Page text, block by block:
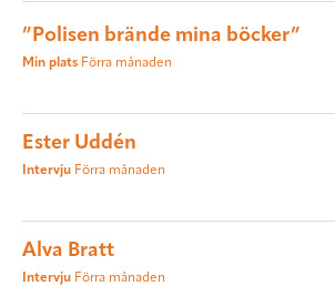
”Polisen brände mina böcker”
Min plats Förra månaden
Ester Uddén
Intervju Förra månaden
Alva Bratt
Intervju Förra månaden